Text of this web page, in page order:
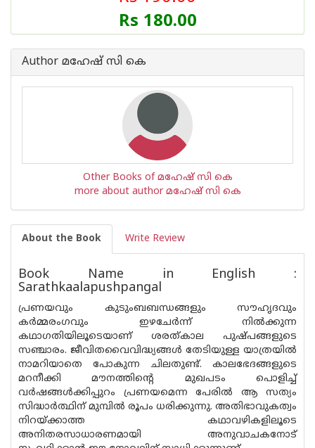
Rs 180.00
Author മഹേഷ് സി കെ
Other Books of മഹേഷ് സി കെ
more about author മഹേഷ് സി കെ
About the Book Write Review
Book Name in English :
Sarathkaalapushpangal
പ്രണയവും കുടുംബബന്ധങ്ങളും സൗഹൃദവും
കർമ്മരംഗവും ഇഴചേർന്ന് നിൽക്കുന്ന
കഥാഗതിയിലൂടെയാണ് ശരത്കാല പുഷ്‌പങ്ങളുടെ
സഞ്ചാരം. ജീവിതവൈവിദ്ധ്യങ്ങൾ തേടിയുള്ള യാത്രയിൽ
നാമറിയാതെ പോകുന്ന ചിലതുണ്ട്. കാലഭേദങ്ങളുടെ
മറനീക്കി മൗനത്തിൻ്റെ മുഖപടം പൊളിച്ച്
വർഷങ്ങൾക്കിപ്പുറം പ്രണയമെന്ന പേരിൽ ആ സത്യം
സിദ്ധാർത്ഥിന് മുമ്പിൽ രൂപം ധരിക്കുന്നു. അതിഭാവുകത്വം
നിറയ്ക്കാത്ത കഥാവഴികളിലൂടെ
അനിതരസാധാരണമായി അനുവാചകനോട്